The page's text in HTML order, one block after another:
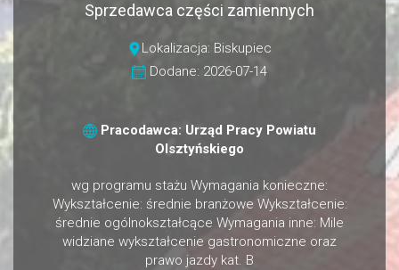
Sprzedawca części zamiennych
Lokalizacja: Biskupiec
Dodane: 2026-07-14
Pracodawca: Urząd Pracy Powiatu
Olsztyńskiego
wg programu stażu Wymagania konieczne:
Wykształcenie: średnie branżowe Wykształcenie:
średnie ogólnokształcące Wymagania inne: Mile
widziane wykształcenie gastronomiczne oraz
prawo jazdy kat. B